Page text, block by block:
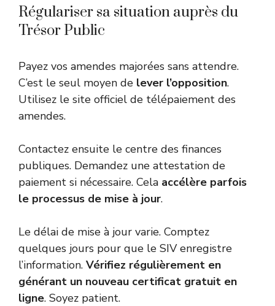
Régulariser sa situation auprès du
Trésor Public
Payez vos amendes majorées sans attendre.
C’est le seul moyen de lever l’opposition.
Utilisez le site officiel de télépaiement des
amendes.
Contactez ensuite le centre des finances
publiques. Demandez une attestation de
paiement si nécessaire. Cela accélère parfois
le processus de mise à jour.
Le délai de mise à jour varie. Comptez
quelques jours pour que le SIV enregistre
l’information. Vérifiez régulièrement en
générant un nouveau certificat gratuit en
ligne. Soyez patient.